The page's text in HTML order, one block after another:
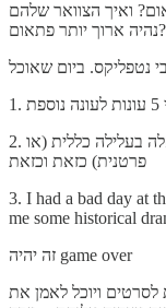
ואיך הצוואר שלהם
נהיה ארוך יותר פתאום?
2. לבקש לייצר לי סרט עם השחקנים האלה והאלה בעלילה כללית (או
פרטנית) כזאת וכזאת
3. I had a bad day at
me some historical
זה יהיה game over
לסרטים ויוכל לאמן את